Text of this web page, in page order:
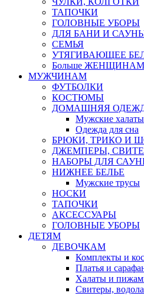
ТАПОЧКИ
ГОЛОВНЫЕ УБОРЫ
ДЛЯ БАНИ И
СЕМЬЯ
УТЯГИВАЮЩЕЕ
Больше ЖЕНЩИНАМ
МУЖЧИНАМ
ФУТБОЛКИ
КОСТЮМЫ
ДОМАШНЯЯ
Мужские халаты
Одежда для сна
БРЮКИ, ТРИКО И
ДЖЕМПЕРЫ,
НАБОРЫ ДЛЯ
НИЖНЕЕ БЕЛЬЕ
Мужские трусы
НОСКИ
ТАПОЧКИ
АКСЕССУАРЫ
ГОЛОВНЫЕ УБОРЫ
ДЕТЯМ
ДЕВОЧКАМ
Комплекты и
Платья и
Халаты и
Свитеры,